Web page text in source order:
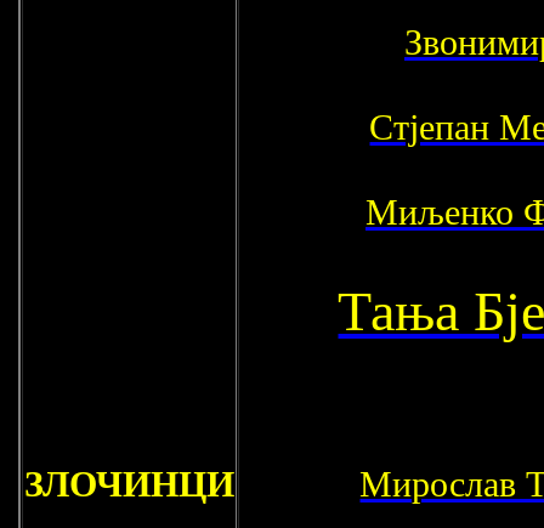
ЗЛОЧИНЦИ
Стјепан
Миљенко
Тања
Мирослав